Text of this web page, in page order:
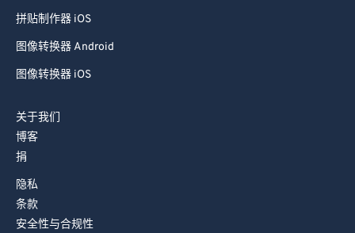
拼贴制作器 iOS
图像转换器 Android
图像转换器 iOS
关于我们
博客
捐
隐私
条款
安全性与合规性